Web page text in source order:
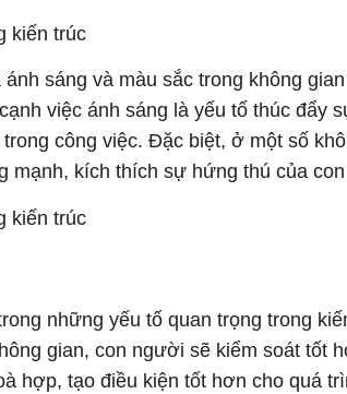
sáng và màu sắc trong không
việc ánh sáng là yếu tố thúc đẩy
công việc. Đặc biệt, ở một số
mạnh, kích thích sự hứng thú của
những yếu tố quan trọng trong
gian, con người sẽ kiểm soát tốt
hợp, tạo điều kiện tốt hơn cho quá